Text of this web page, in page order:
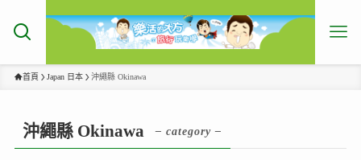
首頁 Japan 日本 沖繩縣 Okinawa
沖繩縣 Okinawa – category –